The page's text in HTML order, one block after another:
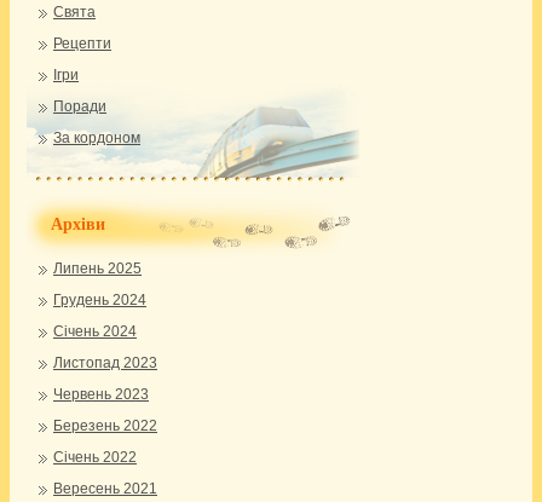
Свята
Рецепти
Ігри
Поради
За кордоном
Архіви
Липень 2025
Грудень 2024
Січень 2024
Листопад 2023
Червень 2023
Березень 2022
Січень 2022
Вересень 2021